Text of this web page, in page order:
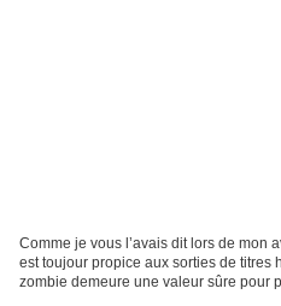
Comme je vous l’avais dit lors de mon
est toujour propice aux sorties de titres
zombie demeure une valeur sûre pour